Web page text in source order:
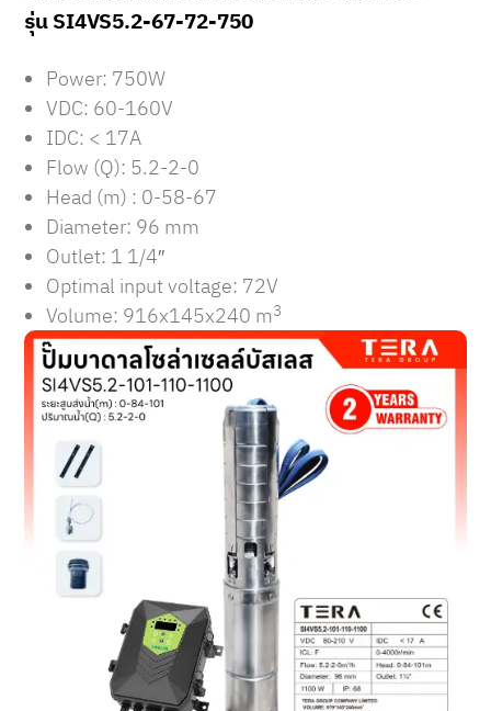
รุ่น SI4VS5.2-67-72-750
Power: 750W
VDC: 60-160V
IDC: < 17A
Flow (Q): 5.2-2-0
Head (m) : 0-58-67
Diameter: 96 mm
Outlet: 1 1/4″
Optimal input voltage: 72V
Volume: 916x145x240 m3